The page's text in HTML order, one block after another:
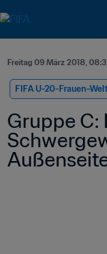
Freitag 09 März 2018,
FIFA U-20-Frauen-
Gruppe C: